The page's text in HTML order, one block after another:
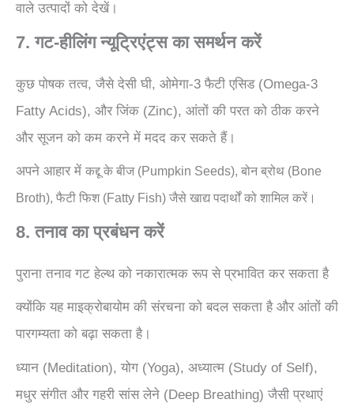
वाले उत्पादों को देखें।
7. गट-हीलिंग न्यूट्रिएंट्स का समर्थन करें
कुछ पोषक तत्व, जैसे देसी घी, ओमेगा-3 फैटी एसिड (Omega-3
Fatty Acids), और जिंक (Zinc), आंतों की परत को ठीक करने
और सूजन को कम करने में मदद कर सकते हैं।
अपने आहार में कद्दू के बीज (Pumpkin Seeds), बोन ब्रोथ (Bone
Broth), फैटी फिश (Fatty Fish) जैसे खाद्य पदार्थों को शामिल करें।
8. तनाव का प्रबंधन करें
पुराना तनाव गट हेल्थ को नकारात्मक रूप से प्रभावित कर सकता है
क्योंकि यह माइक्रोबायोम की संरचना को बदल सकता है और आंतों की
पारगम्यता को बढ़ा सकता है।
ध्यान (Meditation), योग (Yoga), अध्यात्म (Study of Self),
मधुर संगीत और गहरी सांस लेने (Deep Breathing) जैसी प्रथाएं